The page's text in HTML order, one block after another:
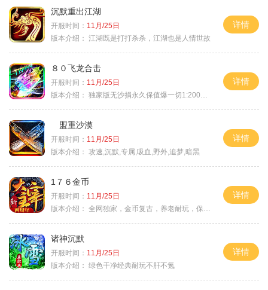
沉默重出江湖
开服时间： 11月/25日
版本介绍： 江湖既是打打杀杀，江湖也是人情世故
详情
８０飞龙合击
开服时间： 11月/25日
版本介绍： 独家版无沙捐永久保值爆一切1:2000回1
详情
盟重沙漠
开服时间： 11月/25日
版本介绍： 攻速,沉默,专属,吸血,野外,追梦,暗黑
详情
1７６金币
开服时间： 11月/25日
版本介绍： 全网独家，金币复古，养老耐玩，保底回収
详情
诸神沉默
开服时间： 11月/25日
版本介绍： 绿色干净经典耐玩不肝不氪
详情